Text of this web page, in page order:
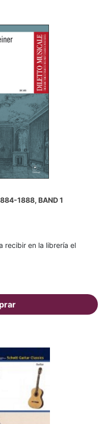
1888, BAND 1
recibir en la librería el